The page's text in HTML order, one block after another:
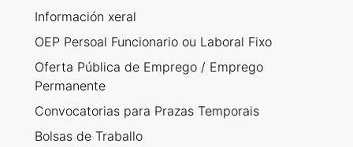
Información xeral
OEP Persoal Funcionario ou Laboral Fixo
Oferta Pública de Emprego / Emprego
Permanente
Convocatorias para Prazas Temporais
Bolsas de Traballo